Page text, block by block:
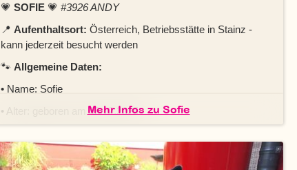
💗SOFIE 💗#3926 ANDY
📍 Aufenthaltsort:Österreich, Betriebsstätte in Stainz -
kann jederzeit besucht werden
🐾 Allgemeine Daten:
• Name: Sofie
• Alter: geboren am 08.12.2025
• Rasse: Mischling
Mehr Infos zu Sofie